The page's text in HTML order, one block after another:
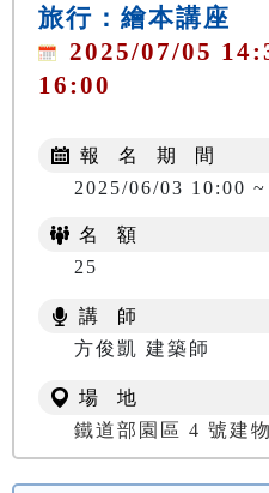
旅行：繪本講座
2025/07/05
16:00
報 名 期 間
2025/06/03 10:00
名 額
25
講 師
方俊凱 建築師
場 地
鐵道部園區 4 號建物